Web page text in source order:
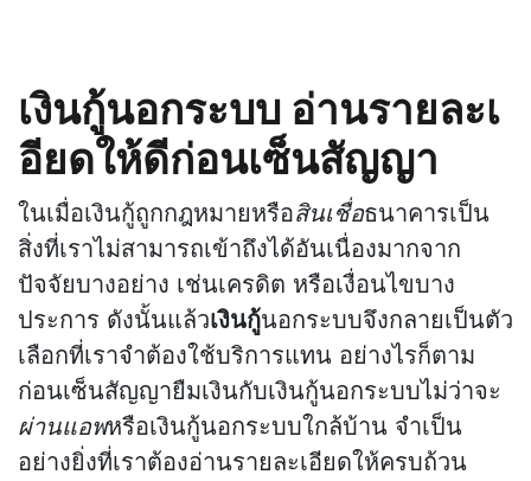
เงินกู้นอกระบบ อ่านรายละเ
อียดให้ดีก่อนเซ็นสัญญา
ในเมื่อเงินกู้ถูกกฎหมายหรือสินเชื่อธนาคารเป็น
สิ่งที่เราไม่สามารถเข้าถึงได้อันเนื่องมากจาก
ปัจจัยบางอย่าง เช่นเครดิต หรือเงื่อนไขบาง
ประการ ดังนั้นแล้วเงินกู้นอกระบบจึงกลายเป็นตัว
เลือกที่เราจำต้องใช้บริการแทน อย่างไรก็ตาม
ก่อนเซ็นสัญญายืมเงินกับเงินกู้นอกระบบไม่ว่าจะ
ผ่านแอพหรือเงินกู้นอกระบบใกล้บ้าน จำเป็น
อย่างยิ่งที่เราต้องอ่านรายละเอียดให้ครบถ้วน